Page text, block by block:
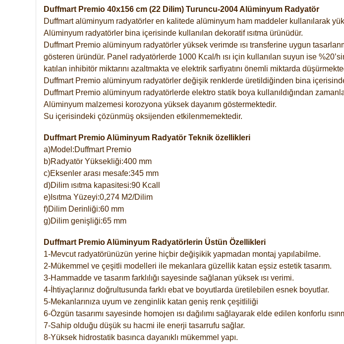
Duffmart Premio 40x156 cm (22 Dilim) Turuncu-2004 Alüminyum Radyatör
Duffmart alüminyum radyatörler en kalitede alüminyum ham maddeler kullanılarak
Alüminyum radyatörler bina içerisinde kullanılan dekoratif ısıtma ürünüdür.
Duffmart Premio alüminyum radyatörler yüksek verimde ısı transferine uygun
gösteren üründür. Panel radyatörlerde 1000 Kcal/h ısı için kullanılan suyun ise
katılan inhibitör miktarını azaltmakta ve elektrik sarfiyatını önemli miktarda
Duffmart Premio alüminyum radyatörler değişik renklerde üretildiğinden bina
Duffmart Premio alüminyum radyatörlerde elektro statik boya kullanıldığından
Alüminyum malzemesi korozyona yüksek dayanım göstermektedir.
Su içerisindeki çözünmüş oksijenden etkilenmemektedir.
Duffmart Premio Alüminyum Radyatör Teknik özellikleri
a)Model:Duffmart Premio
b)Radyatör Yüksekliği:400 mm
c)Eksenler arası mesafe:345 mm
d)Dilim ısıtma kapasitesi:90 Kcall
e)Isıtma Yüzeyi:0,274 M2/Dilim
f)Dilim Derinliği:60 mm
g)Dilim genişliği:65 mm
Duffmart Premio Alüminyum Radyatörlerin Üstün Özellikleri
1-Mevcut radyatörünüzün yerine hiçbir değişikik yapmadan montaj yapılabilme.
2-Mükemmel ve çeşitli modelleri ile mekanlara güzellik katan eşsiz estetik tasarım.
3-Hammadde ve tasarım farklılığı sayesinde sağlanan yüksek ısı verimi.
4-İhtiyaçlarınız doğrultusunda farklı ebat ve boyutlarda üretilebilen esnek boyutlar.
5-Mekanlarınıza uyum ve zenginlik katan geniş renk çeşitliliği
6-Özgün tasarımı sayesinde homojen ısı dağılımı sağlayarak elde edilen konforlu
7-Sahip olduğu düşük su hacmi ile enerji tasarrufu sağlar.
8-Yüksek hidrostatik basınca dayanıklı mükemmel yapı.